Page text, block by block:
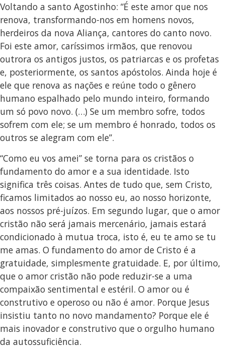
Voltando a santo Agostinho: “É este amor que nos
renova, transformando-nos em homens novos,
herdeiros da nova Aliança, cantores do canto novo.
Foi este amor, caríssimos irmãos, que renovou
outrora os antigos justos, os patriarcas e os profetas
e, posteriormente, os santos apóstolos. Ainda hoje é
ele que renova as nações e reúne todo o gênero
humano espalhado pelo mundo inteiro, formando
um só povo novo. (…) Se um membro sofre, todos
sofrem com ele; se um membro é honrado, todos os
outros se alegram com ele”.
“Como eu vos amei” se torna para os cristãos o
fundamento do amor e a sua identidade. Isto
significa três coisas. Antes de tudo que, sem Cristo,
ficamos limitados ao nosso eu, ao nosso horizonte,
aos nossos pré-juízos. Em segundo lugar, que o amor
cristão não será jamais mercenário, jamais estará
condicionado à mutua troca, isto é, eu te amo se tu
me amas. O fundamento do amor de Cristo é a
gratuidade, simplesmente gratuidade. E, por último,
que o amor cristão não pode reduzir-se a uma
compaixão sentimental e estéril. O amor ou é
construtivo e operoso ou não é amor. Porque Jesus
insistiu tanto no novo mandamento? Porque ele é
mais inovador e construtivo que o orgulho humano
da autossuficiência.